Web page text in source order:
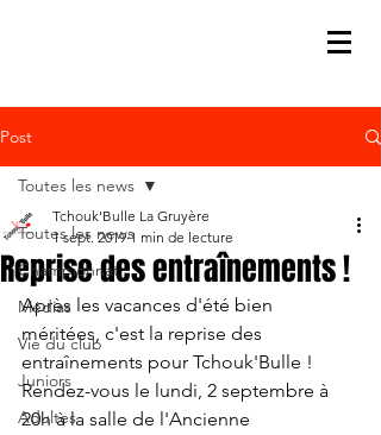
Post
Toutes les news
Championnat
Médias
Vie du club
Juniors
Adultes
Toutes les news
Reprise des entraînements !
Tchouk'Bulle La Gruyère
1 sept. 2019 1 min de lecture
Après les vacances d'été bien
méritées, c'est la reprise des
entraînements pour Tchouk'Bulle !
Rendez-vous le lundi, 2 septembre à
20h à la salle de l'Ancienne